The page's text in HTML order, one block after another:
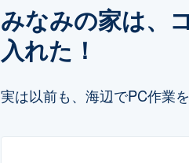
みなみの家は、
入れた！
実は以前も、海辺でPC作業